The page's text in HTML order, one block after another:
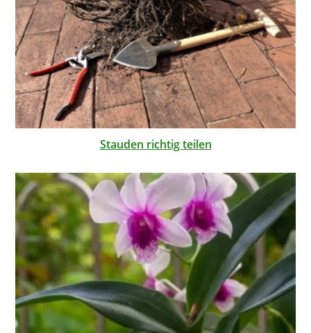
Stauden richtig teilen